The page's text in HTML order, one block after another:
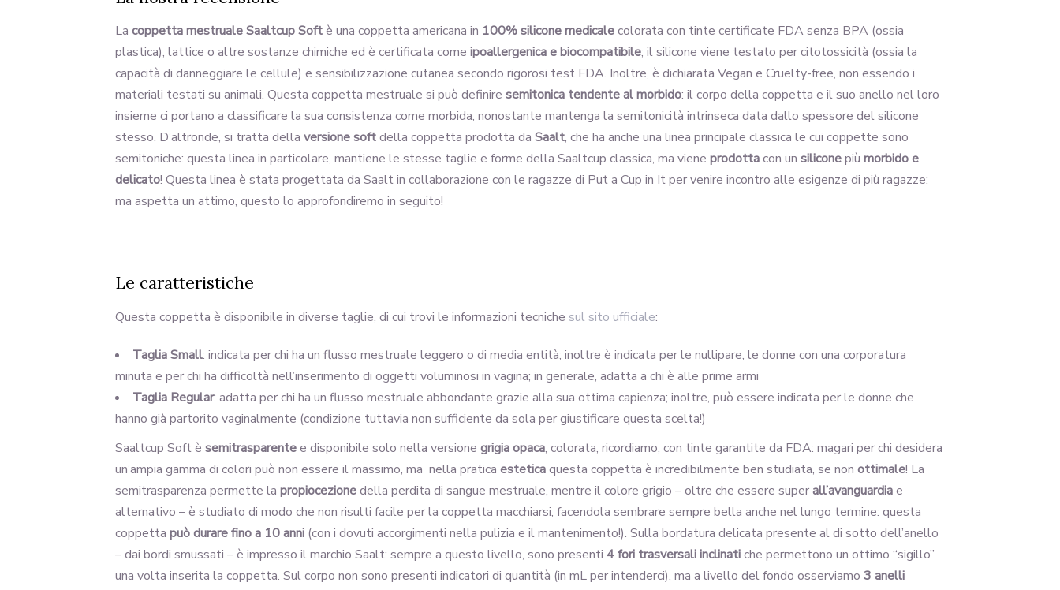
Lacoppetta mestruale Saaltcup Softè una coppetta americana in 100% silicone medicalecolorata con tinte certificate FDA senza BPA (ossia
plastica), lattice o altre sostanze chimiche ed è certificata comeipoallergenica e biocompatibile; il silicone viene testato per citotossicità (ossia la
capacità di danneggiare le cellule) e sensibilizzazione cutanea secondo rigorosi test FDA. Inoltre, è dichiarata Vegan e Cruelty-free, non essendo i
materiali testati su animali. Questa coppetta mestruale si può definiresemitonica tendente al morbido: il corpo della coppetta e il suo anello nel loro
insieme ci portano a classificare la sua consistenza come morbida, nonostante mantenga la semitonicità intrinseca data dallo spessore del silicone
stesso. D’altronde, si tratta dellaversione softdella coppetta prodotta daSaalt, che ha anche una linea principale classica le cui coppette sono
semitoniche: questa linea in particolare, mantiene le stesse taglie e forme della Saaltcup classica, ma vieneprodottacon unsiliconepiùmorbido e
delicato! Questa linea è stata progettata da Saalt in collaborazione con le ragazze di Put a Cup in It per venire incontro alle esigenze di più ragazze:
ma aspetta un attimo, questo lo approfondiremo in seguito!
Le caratteristiche
Questa coppetta è disponibile in diverse taglie, di cui trovi le informazioni tecniche sul sito ufficiale:
Taglia Small: indicata per chi ha un flusso mestruale leggero o di media entità; inoltre è indicata per le nullipare, le donne con una corporatura
minuta e per chi ha difficoltà nell’inserimento di oggetti voluminosi in vagina; in generale, adatta a chi è alle prime armi
Taglia Regular: adatta per chi ha un flusso mestruale abbondante grazie alla sua ottima capienza; inoltre, può essere indicata per le donne che
hanno già partorito vaginalmente (condizione tuttavia non sufficiente da sola per giustificare questa scelta!)
Saaltcup Soft èsemitrasparentee disponibile solo nella versionegrigia opaca, colorata, ricordiamo, con tinte garantite da FDA: magari per chi desidera
un’ampia gamma di colori può non essere il massimo, ma nella praticaesteticaquesta coppetta è incredibilmente ben studiata, se nonottimale! La
semitrasparenza permette lapropiocezionedella perdita di sangue mestruale, mentre il colore grigio – oltre che essere superall’avanguardiae
alternativo – è studiato di modo che non risulti facile per la coppetta macchiarsi, facendola sembrare sempre bella anche nel lungo termine: questa
coppettapuò durare fino a 10 anni (con i dovuti accorgimenti nella pulizia e il mantenimento!). Sulla bordatura delicata presente al di sotto dell’anello
– dai bordi smussati – è impresso il marchio Saalt: sempre a questo livello, sono presenti4 fori trasversali inclinatiche permettono un ottimo “sigillo”
una volta inserita la coppetta. Sul corpo non sono presenti indicatori di quantità (in mL per intenderci), ma a livello del fondo osserviamo3 anelli